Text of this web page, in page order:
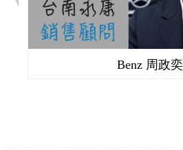
Benz 周政奕